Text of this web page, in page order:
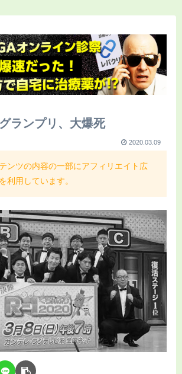
ランプリ、大爆死
2020.03.09
ンツの内容の一部にアフィリエイト広
利用しています。